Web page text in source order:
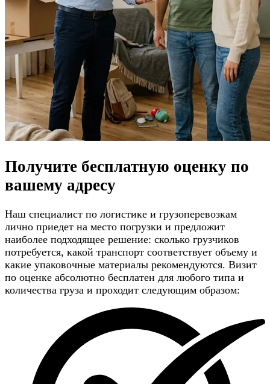
Получите бесплатную оценку по
вашему адресу
Наш специалист по логистике и грузоперевозкам
лично приедет на место погрузки и предложит
наиболее подходящее решение: сколько грузчиков
потребуется, какой транспорт соответствует объему и
какие упаковочные материалы рекомендуются. Визит
по оценке абсолютно бесплатен для любого типа и
количества груза и проходит следующим образом: